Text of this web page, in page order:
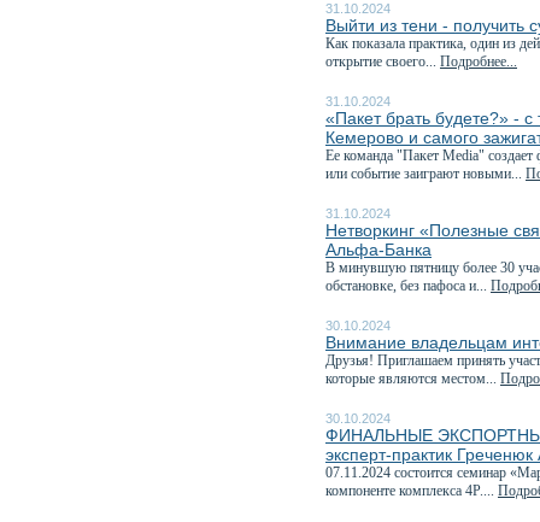
31.10.2024
Выйти из тени - получить
Как показала практика, один из
открытие своего... Подробнее...
31.10.2024
«Пакет брать будете?» -
Кемерово и самого
Ее команда "Пакет Media"
или событие заиграют новыми...
31.10.2024
Нетворкинг «Полезные
Альфа-Банка
В минувшую пятницу более 30
обстановке, без пафоса и...
30.10.2024
Внимание владельцам
Друзья! Приглашаем принять
которые являются местом...
30.10.2024
ФИНАЛЬНЫЕ
эксперт-практик Греченюк
07.11.2024 состоится семинар
компоненте комплекса 4P....